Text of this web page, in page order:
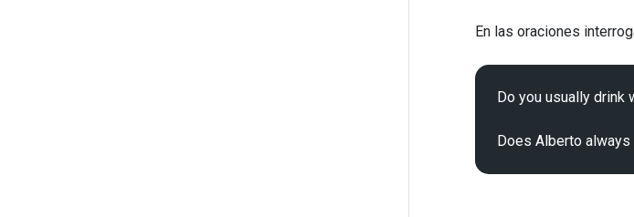
En las oraciones
Do you usually drink